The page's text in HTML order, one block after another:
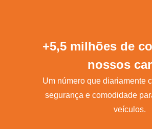
+5,5 milhões de
nossos
Um número que diariamente
segurança e comodidade
veículos.